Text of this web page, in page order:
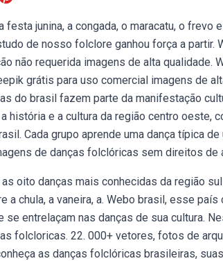
festa junina, a congada, o maracatu, o
de nosso folclore ganhou força a
não requerida imagens de alta
grátis para uso comercial imagens de
do brasil fazem parte da manifestação
história e a cultura da região centro oeste,
Cada grupo aprende uma dança típica
de danças folclóricas sem direitos de
oito danças mais conhecidas da região
a chula, a vaneira, a. Webo brasil, esse
se entrelaçam nas danças de sua cultura.
folcloricas. 22. 000+ vetores, fotos de
as danças folclóricas brasileiras,